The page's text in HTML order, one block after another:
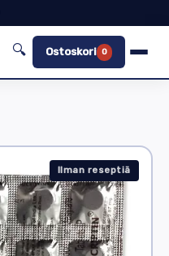
🔍 Ostoskori 0
Ilman reseptiä